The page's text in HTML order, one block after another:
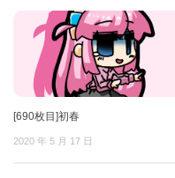
[690枚目]初春
2020 年 5 月 17 日